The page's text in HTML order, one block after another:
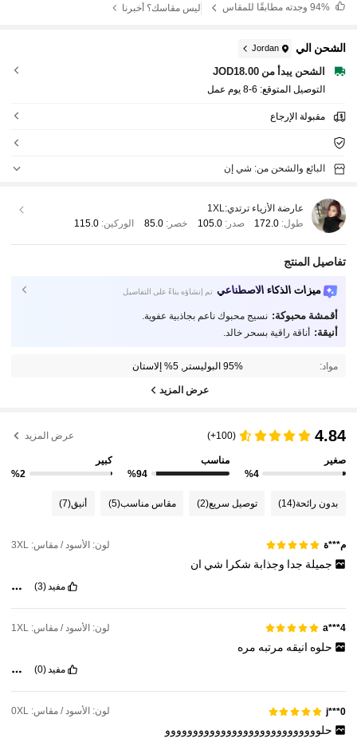
وجدته مطابقًا للمقاس ليس مقاسك؟ أخبرنا
الشحن الي Jordan
الشحن يبدأ من JOD18.00
التوصيل المتوقع: 6-8 يوم عمل
مقبولة الإرجاع
البائع والشحن من: شي إن
عارضة الأزياء ترتدي:1XL
طول: 172.0 صدر:105.0 خصر: 85.0 الوركين: 115.0
تفاصيل المنتج
ميزات الذكاء الاصطناعي تم إنشاؤه بناءً على التفاصيل
أقمشة محبوكة: نسيج محبوك ناعم بجاذبية عفوية.
أنيقة: أناقة راقية بسحر خالد.
مواد: 95% البوليستر, 5% إلاستان
عرض المزيد
4.84
(100+) عرض المزيد
صغير
%4
مناسب
%94
كبير
%2
بدون رائحة(14) توصيل سريع(2) مقاس مناسب(5) أنيق(7)
م***ة لون: الأسود / مقاس: 3XL
جميلة جدا وجذابة شكرا شي ان
مفيد(3)
a***4 لون: الأسود / مقاس: 1XL
حلوه انيقه مرتبه مره
مفيد(0)
j***0 لون: الأسود / مقاس: 0XL
حلوووووووووووووووووووووووووووو